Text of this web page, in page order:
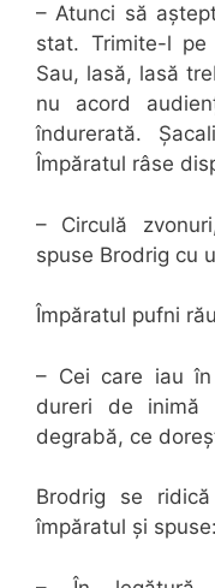
– Atunci să
stat. Trimite-l pe
Sau, lasă, lasă
nu acord
îndurerată.
Împăratul râse
– Circulă
spuse Brodrig cu
Împăratul pufni
– Cei care iau
dureri de inimă
degrabă, ce
Brodrig se
împăratul și spuse: